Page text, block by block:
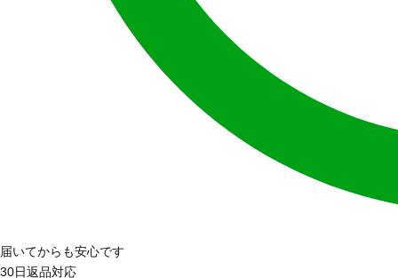
届いてからも安心です
30日返品対応